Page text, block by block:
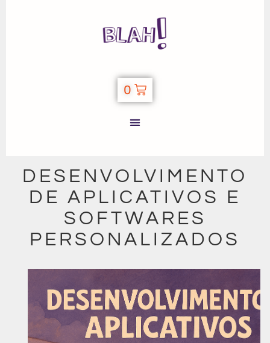
0
DESENVOLVIMENTO
DE APLICATIVOS E
SOFTWARES
PERSONALIZADOS